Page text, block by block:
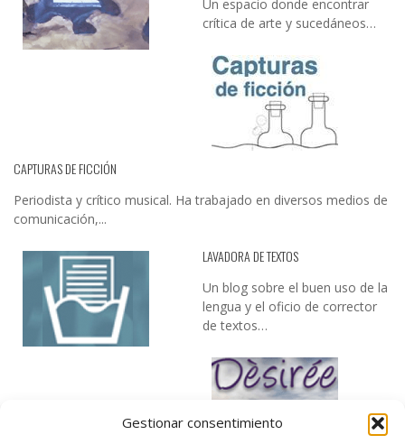
Gestionar consentimiento
Un espacio donde encontrar
crítica de arte y sucedáneos…
CAPTURAS DE FICCIÓN
Periodista y crítico musical. Ha trabajado en diversos medios de
comunicación,...
LAVADORA DE TEXTOS
Un blog sobre el buen uso de la
lengua y el oficio de corrector
de textos…